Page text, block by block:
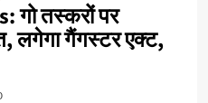
तस्करों पर
लगेगा गैंगस्टर एक्ट,